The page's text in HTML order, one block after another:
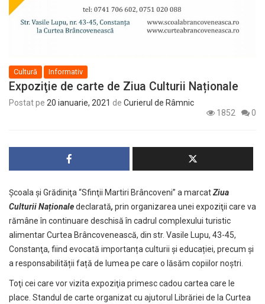
Cultură Informativ
Expoziţie de carte de Ziua Culturii Naționale
Postat pe 20 ianuarie, 2021 de Curierul de Râmnic
1852
0
Şcoala şi Grădiniţa “Sfinţii Martiri Brâncoveni” a marcatZiua
Culturii Naționaledeclarată, prin organizarea unei expoziţii care va
rămâne în continuare deschisă în cadrul complexului turistic
alimentar Curtea Brâncovenească, din str. Vasile Lupu, 43-45,
Constanţa, fiind evocată importanța culturii şi educației, precum şi
a responsabilității față de lumea pe care o lăsăm copiilor noștri.
Toţi cei care vor vizita expoziţia primesc cadou cartea care le
place. Standul de carte organizat cu ajutorul Librăriei de la Curtea